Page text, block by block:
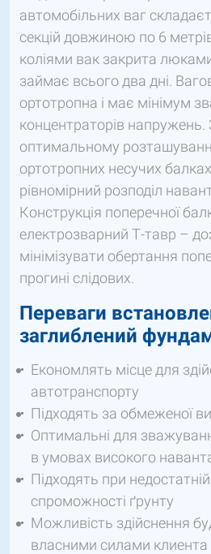
автомобільних ваг
секцій довжиною по 6
коліями вак закрита
займає всього два дні.
ортотропна і має мінімум
концентраторів напружень.
оптимальному
ортотропних несучих
рівномірний розподіл
Конструкція поперечної
електрозварний Т-тавр –
мінімізувати обертання
прогині слідових.
Переваги
заглиблений
Економлять місце для
автотранспорту
Підходять за обмеженої
Оптимальні для
в умовах високого
Підходять при
спроможності ґрунту
Можливість здійснення
власними силами клиента